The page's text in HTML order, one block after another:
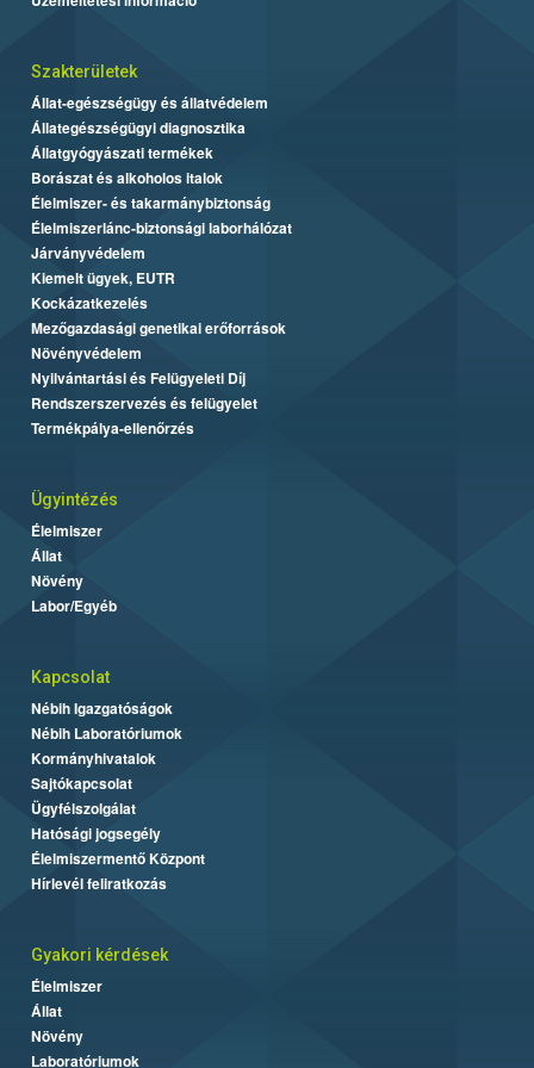
Szakterületek
Állat-egészségügy és állatvédelem
Állategészségügyi diagnosztika
Állatgyógyászati termékek
Borászat és alkoholos italok
Élelmiszer- és takarmánybiztonság
Élelmiszerlánc-biztonsági laborhálózat
Járványvédelem
Kiemelt ügyek, EUTR
Kockázatkezelés
Mezőgazdasági genetikai erőforrások
Növényvédelem
Nyilvántartási és Felügyeleti Díj
Rendszerszervezés és felügyelet
Termékpálya-ellenőrzés
Ügyintézés
Élelmiszer
Állat
Növény
Labor/Egyéb
Kapcsolat
Nébih Igazgatóságok
Nébih Laboratóriumok
Kormányhivatalok
Sajtókapcsolat
Ügyfélszolgálat
Hatósági jogsegély
Élelmiszermentő Központ
Hírlevél feliratkozás
Gyakori kérdések
Élelmiszer
Állat
Növény
Laboratóriumok